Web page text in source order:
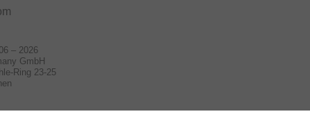
– 2026
GmbH
Ring 23-25